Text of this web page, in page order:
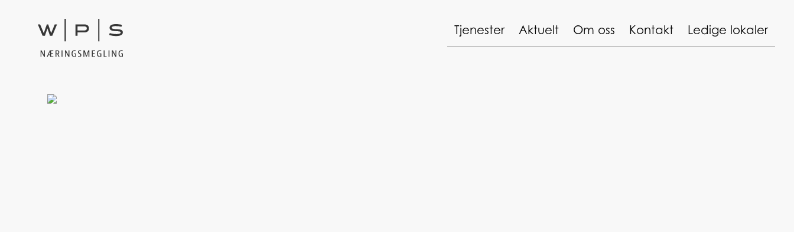
Tjenester Aktuelt Om oss Kontakt Ledige lokaler